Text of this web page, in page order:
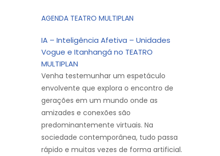
AGENDA TEATRO MULTIPLAN
IA – Inteligência Afetiva – Unidades
Vogue e Itanhangá no TEATRO
MULTIPLAN
Venha testemunhar um espetáculo
envolvente que explora o encontro de
gerações em um mundo onde as
amizades e conexões são
predominantemente virtuais. Na
sociedade contemporânea, tudo passa
rápido e muitas vezes de forma artificial.